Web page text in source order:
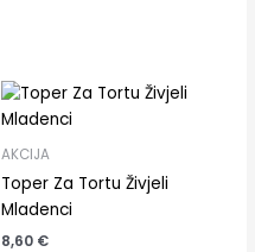
AKCIJA
Toper Za Tortu Živjeli
Mladenci
8,60 €